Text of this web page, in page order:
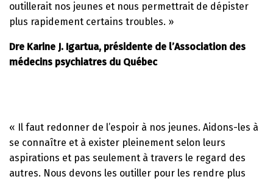
outillerait nos jeunes et nous permettrait de dépister
plus rapidement certains troubles. »
Dre Karine J. Igartua, présidente de l’Association des
médecins psychiatres du Québec
« Il faut redonner de l’espoir à nos jeunes. Aidons-les à
se connaître et à exister pleinement selon leurs
aspirations et pas seulement à travers le regard des
autres. Nous devons les outiller pour les rendre plus